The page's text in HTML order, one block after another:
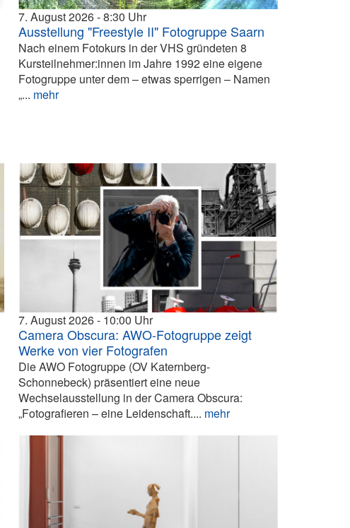
7. August 2026 8:30
Ausstellung "Freestyle II" Fotogruppe Saarn
Nach einem Fotokurs in der VHS gründeten 8
Kursteilnehmer:innen im Jahre 1992 eine eigene
Fotogruppe unter dem – etwas sperrigen – Namen
„... mehr
7. August 2026 10:00
Camera Obscura: AWO-Fotogruppe zeigt
Werke von vier Fotografen
Die AWO Fotogruppe (OV Katernberg-
Schonnebeck) präsentiert eine neue
Wechselausstellung in der Camera Obscura:
„Fotografieren – eine Leidenschaft.... mehr